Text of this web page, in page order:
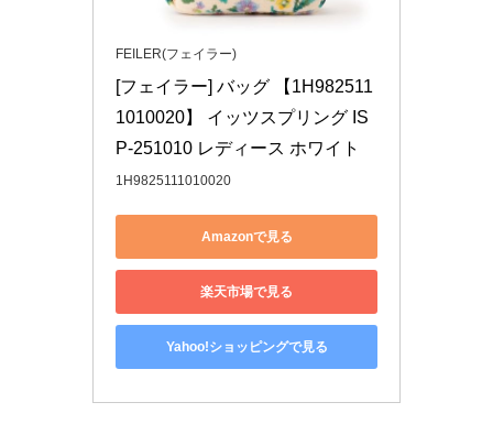
FEILER(フェイラー)
[フェイラー] バッグ 【1H982511
1010020】 イッツスプリング IS
P-251010 レディース ホワイト
1H9825111010020
Amazonで見る
楽天市場で見る
Yahoo!ショッピングで見る